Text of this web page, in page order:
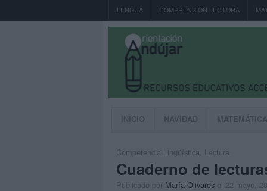
LENGUA COMPRENSIÓN LECTORA
INICIO NAVIDAD
Competencia Lingüística Lectura
Cuaderno de
Publicado por María Olivares el 22 mayo,